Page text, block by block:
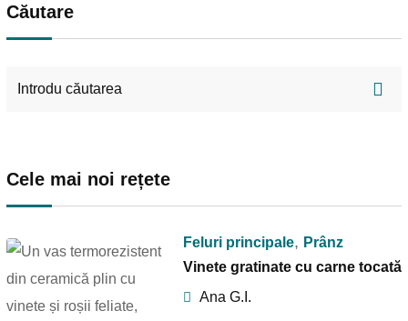
Căutare
Cele mai noi rețete
Feluri principale, Prânz
Vinete gratinate cu carne tocată
Ana G.I.